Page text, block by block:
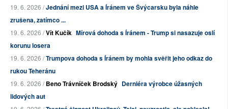
19. 6. 2026 /Jednání mezi USA a Íránem ve Švýcarsku byla náhle
zrušena, zatímco ...
19. 6. 2026 /Vít Kučík Mírová dohoda s Íránem - Trump si nasazuje oslí
korunu losera
19. 6. 2026 /Trumpova dohoda s Íránem by mohla svěřit jeho odkaz do
rukou Teheránu
19. 6. 2026 /Beno Trávníček Brodský Derniéra výrobce úžasných
lidových aut